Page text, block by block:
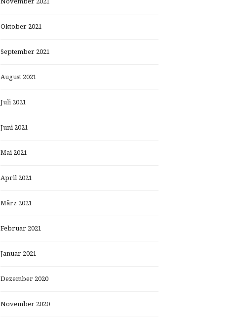
Oktober 2021
September 2021
August 2021
Juli 2021
Juni 2021
Mai 2021
April 2021
März 2021
Februar 2021
Januar 2021
Dezember 2020
November 2020